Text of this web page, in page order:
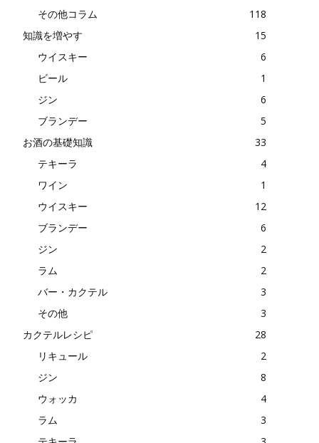
その他コラム
118
知識を増やす
15
ウイスキー
6
ビール
1
ジン
6
ブランデー
5
お酒の基礎知識
33
テキーラ
4
ワイン
1
ウイスキー
12
ブランデー
6
ジン
2
ラム
2
バー・カクテル
3
その他
3
カクテルレシピ
28
リキュール
2
ジン
8
ウォッカ
4
ラム
3